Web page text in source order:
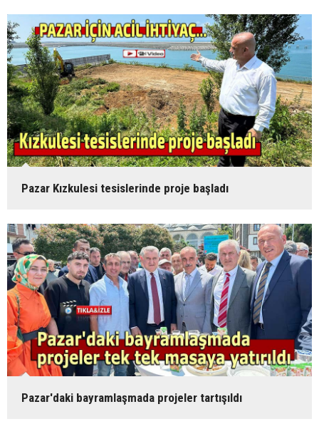
Pazar Kızkulesi tesislerinde proje başladı
Pazar'daki bayramlaşmada projeler tartışıldı